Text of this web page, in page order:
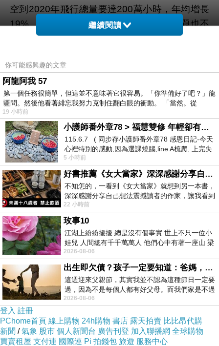
空到2020年飛行總量要達200萬小時，年均增長
19%。除瞭發展緩慢，通用航空存在的問題也不
少。吳桐水表示，目前中國通用航空發展存在：
障能力有限；通航制造業發展緩慢，進口航空器
稅費高；飛行員等專業人才缺口大，市場培養能
力弱；管理體制不順，領導協調機構缺失；空域
管理體制與通航發展不匹配；法律、法規及標準
體系不完善；通用航空市場體系滯後等問題。據
介紹，雖然我國通用航空從業人員超過瞭1.1萬
人，但相比之下，美國的通用航空相關人員達到
瞭120萬人，其中光飛行員就達到瞭63萬人，巨
大的數字差距凸顯出瞭我國通用航空人才嚴重匱
乏。根據《2013年中國通用航空發展報告》，到
去年底，我國通用航空飛機的架數為1654架，每
萬人擁有0.013架，是全世界平均水平的2.1%，
不足美國的1%，僅為巴西的8%。上海宜航通用
航空有限公司總裁辦公室助理陳斌也認為，我國
通用航空飛行員數量增長相對滯後，截至2013
年，全國通用航空公司從業中國籍飛行員隻有
1655名。預計未來三年，通用航空飛行員需求量
將超過6000人，未來十年通用航空飛行員需求量
將達到1.5萬人，目前國內通用航空每年培養人數
繼續閱讀
你可能感興趣的文章
阿龍阿我 57
第一個任務很簡單，但這並不意味著它很容易。「你準備好了吧？」龍
疆問。然後他看著緋忘我努力克制住翻白眼的衝動。 「當然。從
19 小時前
小護師番外章78 > 福慧雙修 年輕卻有個老靈魂 ㄑ金剛經〉podcast
115.6.7 ( 同步存小護師番外章78 感恩日記-今天
心裡特別的感動,因為選課燒腦,line A梳爬, 上完失
智課的她,特來傾
5 小時前
好書推薦《女大當家》深深感謝分享自己想法震撼讀者的作家，讓我看到不同樣貌的家庭！
不知怎的，一看到《女大當家》就想到另一本書，
深深感謝分享自己想法震撼讀者的作家，讓我看到
不同樣貌的家庭！ 《女大
22 小時前
玫事10
江湖上紛紛擾擾 總是沒有個事實 世上不只一位小
娃兒 人間總有千千萬萬人 他們心中有著一座山 梁
山佛山泰華衡恆嵩 一山之高
2026-08-06
出生即欠債？孩子一定要知道：爸媽，其實我不欠你們
這週迎來父親節，其實我並不認為這種節日一定要
過，因為不是每個人都有好父母。而我們家是不過
節的，平時也沒什麼儀式感，生活趨近冷
2026-08-06
登入 註冊
PChome首頁 線上購物 24h購物 書店 露天拍賣 比比昂代購
新聞 /氣象 股市 個人新聞台 廣告刊登 加入聯播網 全球購物
買賣租屋 支付連 國際連 Pi 拍錢包 旅遊 服務中心